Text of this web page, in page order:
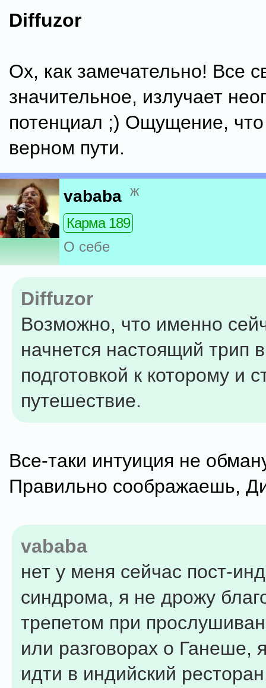
Diffuzor
Ох, как замечательно! Все
значительное, излучает
потенциал ;) Ощущение,
верном пути.
vababa ж
Карма 189
О себе
Diffuzor
Возможно, что именно
начнется настоящий трип
подготовкой к которому и
путешествие.
Все-таки интуиция не
Правильно соображаешь,
vababa
нет у меня сейчас пост-
синдрома, я не дрожу
трепетом при
или разговорах о Ганеше,
идти в индийский